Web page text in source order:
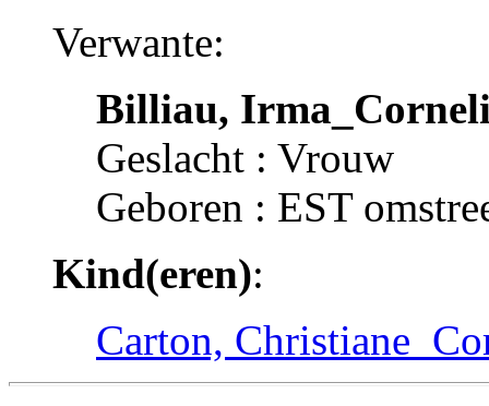
Verwante:
Billiau,
Geslacht : Vrouw
Geboren : EST
Kind(eren):
Carton,